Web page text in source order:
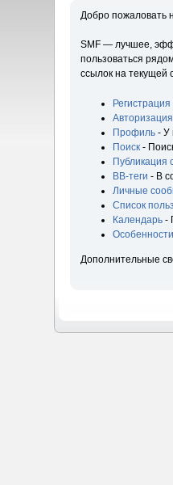
Добро пожаловать
SMF — лучшее,
пользоваться
ссылок на текущей
Регистрация
Авторизация
Профиль- У
Поиск-
Публикация
BB-теги - В
Личные
Список
Календарь-
Особенности
Дополнительные